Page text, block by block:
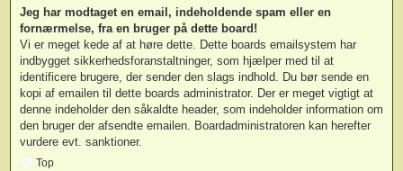
Jeg har modtaget en email, indeholdende spam eller en
fornærmelse, fra en bruger på dette board!
Vi er meget kede af at høre dette. Dette boards emailsystem har
indbygget sikkerhedsforanstaltninger, som hjælper med til at
identificere brugere, der sender den slags indhold. Du bør sende en
kopi af emailen til dette boards administrator. Der er meget vigtigt at
denne indeholder den såkaldte header, som indeholder information om
den bruger der afsendte emailen. Boardadministratoren kan herefter
vurdere evt. sanktioner.
Top